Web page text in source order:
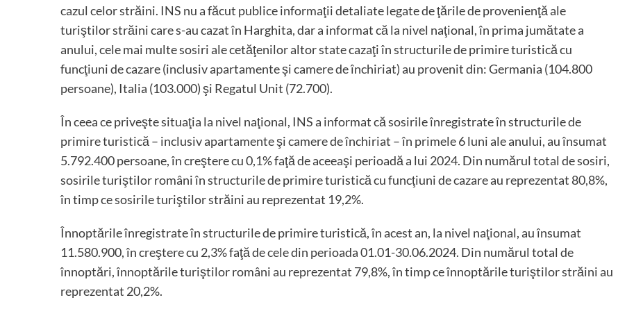
cazul celor străini. INS nu a făcut publice informaţii detaliate legate de ţările de provenienţă ale
turiştilor străini care s-au cazat în Harghita, dar a informat că la nivel naţional, în prima jumătate a
anului, cele mai multe sosiri ale cetăţenilor altor state cazaţi în structurile de primire turistică cu
funcţiuni de cazare (inclusiv apartamente şi camere de închiriat) au provenit din: Germania (104.800
persoane), Italia (103.000) şi Regatul Unit (72.700).
În ceea ce priveşte situaţia la nivel naţional, INS a informat că sosirile înregistrate în structurile de
primire turistică – inclusiv apartamente şi camere de închiriat – în primele 6 luni ale anului, au însumat
5.792.400 persoane, în creştere cu 0,1% faţă de aceeaşi perioadă a lui 2024. Din numărul total de sosiri,
sosirile turiştilor români în structurile de primire turistică cu funcţiuni de cazare au reprezentat 80,8%,
în timp ce sosirile turiştilor străini au reprezentat 19,2%.
Înnoptările înregistrate în structurile de primire turistică, în acest an, la nivel naţional, au însumat
11.580.900, în creştere cu 2,3% faţă de cele din perioada 01.01-30.06.2024. Din numărul total de
înnoptări, înnoptările turiştilor români au reprezentat 79,8%, în timp ce înnoptările turiştilor străini au
reprezentat 20,2%.